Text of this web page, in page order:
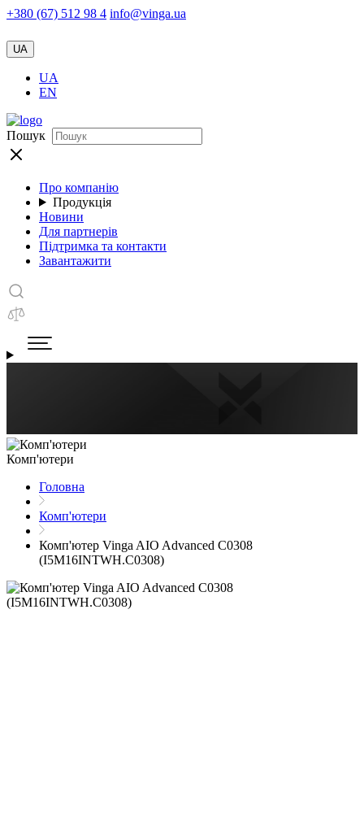
+380 (67) 512 98 4 info@vinga.ua
UA
UA
EN
Пошук
Про компанію
Продукція
Новини
Для партнерів
Підтримка та контакти
Завантажити
Комп'ютери
Головна
Комп'ютери
Комп'ютер Vinga AIO Advanced C0308
(I5M16INTWH.C0308)